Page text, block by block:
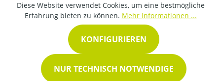
Diese Website verwendet Cookies, um eine bestmögliche
Erfahrung bieten zu können. Mehr Informationen ...
NUR TECHNISCH NOTWENDIGE
KONFIGURIEREN